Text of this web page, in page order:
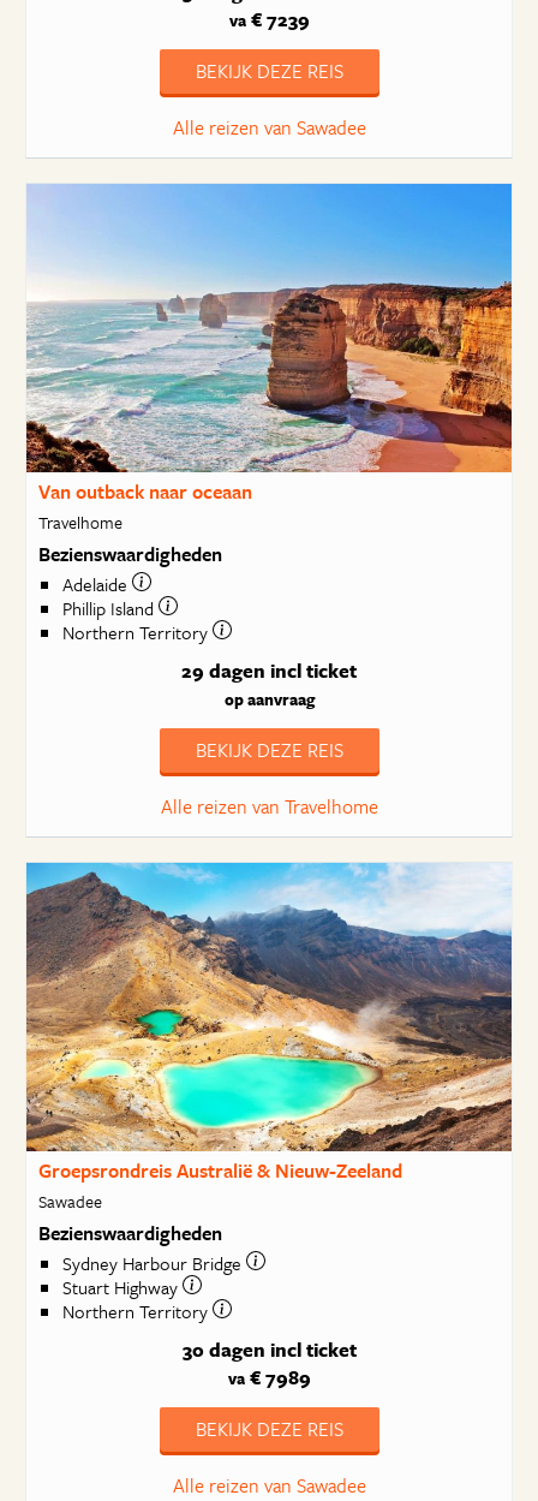
va€ 7239
BEKIJK DEZE REIS
Alle reizen van Sawadee
Van outback naar oceaan
Travelhome
Bezienswaardigheden
Adelaide
Phillip Island
Northern Territory
29 dagen incl ticket
op aanvraag
BEKIJK DEZE REIS
Alle reizen van Travelhome
Groepsrondreis Australië & Nieuw-Zeeland
Sawadee
Bezienswaardigheden
Sydney Harbour Bridge
Stuart Highway
Northern Territory
30 dagen incl ticket
va€ 7989
BEKIJK DEZE REIS
Alle reizen van Sawadee